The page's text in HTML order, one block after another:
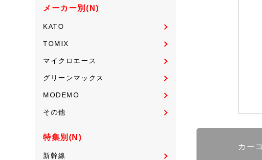
メーカー別(N)
KATO
TOMIX
マイクロエース
グリーンマックス
MODEMO
その他
特集別(N)
新幹線
カー